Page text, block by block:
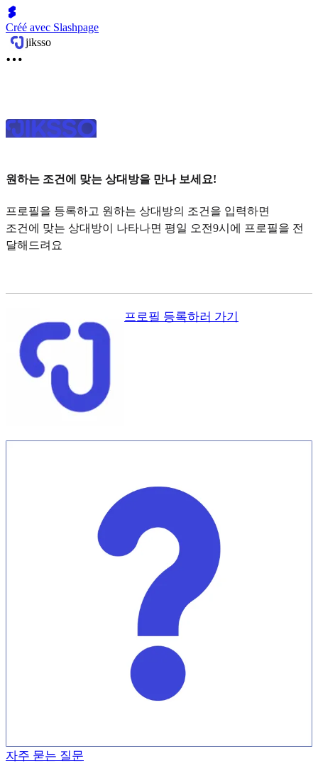
Créé avec Slashpage
jiksso
원하는 조건에 맞는 상대방을 만나 보세요!
프로필을 등록하고 원하는 상대방의 조건을 입력하면
조건에 맞는 상대방이 나타나면 평일 오전9시에 프로필을 전
달해드려요
프로필 등록하러 가기
자주 묻는 질문